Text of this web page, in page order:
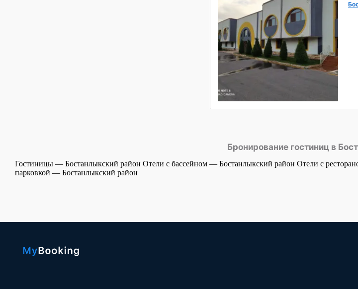
Бронирование гостиниц в
Гостиницы — Бостанлыкский район Отели с бассейном — Бостанлыкский район Отели с
парковкой — Бостанлыкский район